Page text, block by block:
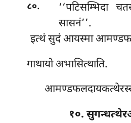
८०. ‘‘पटिसम्भिदा
सासनं’’.
इत्थं सुदं आयस्मा
गाथायो अभासित्थाति.
१०.